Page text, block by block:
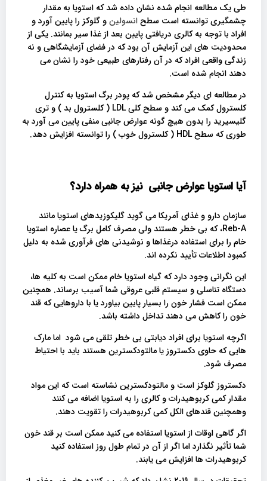
طی یک مطالعه انجام شده نشان داده شد که استویا به مقدار
چشمگیری توانسته است سطحانسولینو گلوکز را پایین آورد و
افراد با توجه به کالری دریافتی پایین بعد از غذا سیر بمانند. یکی از
محدودیت های این آزمایش آن بود که در فضای آزمایشگاهی و نه
زندگی واقعی افراد که در آن رفتارهای طبیعی خود را نشان می
دهند انجام شده است.
در مطالعه ای دیگر مشخص شد که پودر برگ استویا به کنترل
کلسترول کمک می کند و سطح کلی LDL ( کلسترول بد ) و تری
گلیسیرید را بدون هیچ گونه عوارض جانبی منفی پایین می آورد به
طوری که سطح HDL ( کلسترول خوب ) را توانسته افزایش دهد.
آیا استویا عوارض جانبی نیز به همراه دارد؟
سازمان دارو و غذای آمریکا می گوید گلیکوزیدهای استویا مانند
Reb-A، که بی خطر هستند ولی مصرف کامل برگ یا عصاره استویا
خام را برای استفاده درغذاها و نوشیدنی های فرآوری شده به دلیل
کمبود اطلاعات تأیید نکرده اند.
این نگرانی وجود دارد که گیاه استویا خام ممکن است به کلیه ها،
دستگاه تناسلی و سیستم قلبی عروقی شما آسیب برساند. همچنین
ممکن است فشار خون را بسیار پایین بیاورد یا با داروهایی که قند
خون را کاهش می دهند تداخل داشته باشد.
اگرچه استویا برای افراد دیابتی بی خطر تلقی می شود اما مارک
هایی که حاوی دکستروز یا مالتودکسترین هستند باید با احتیاط
مصرف شود.
دکستروز گلوکز است و مالتودکسترین نشاسته است که این مواد
مقدار کمی کربوهیدرات و کالری را به استویا اضافه می کنند
وهمچنین قندهای الکل کمی کربوهیدرات را تقویت دهند.
اگر گاهی اوقات از استویا استفاده می کنید ممکن است بر قند خون
شما تأثیر نگذارد اما اگر از آن در تمام طول روز استفاده کنید
کربوهیدرات ها افزایش می یابند.